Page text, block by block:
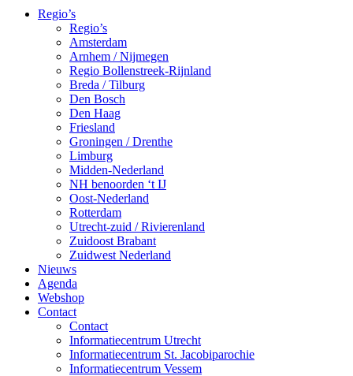
Regio’s
Regio’s
Amsterdam
Arnhem / Nijmegen
Regio Bollenstreek-Rijnland
Breda / Tilburg
Den Bosch
Den Haag
Friesland
Groningen / Drenthe
Limburg
Midden-Nederland
NH benoorden ‘t IJ
Oost-Nederland
Rotterdam
Utrecht-zuid / Rivierenland
Zuidoost Brabant
Zuidwest Nederland
Nieuws
Agenda
Webshop
Contact
Contact
Informatiecentrum Utrecht
Informatiecentrum St. Jacobiparochie
Informatiecentrum Vessem